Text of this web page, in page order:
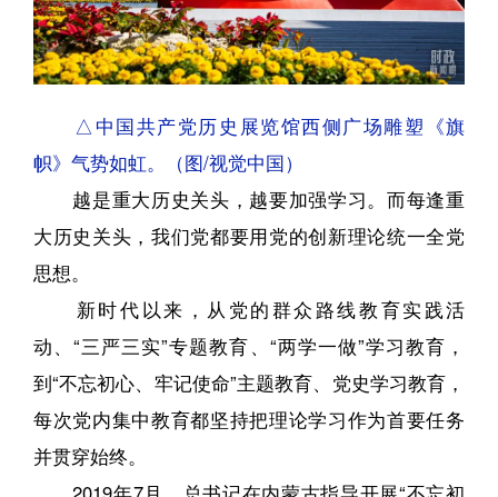
△中国共产党历史展览馆西侧广场雕塑《旗
帜》气势如虹。（图/视觉中国）
越是重大历史关头，越要加强学习。而每逢重
大历史关头，我们党都要用党的创新理论统一全党
思想。
新时代以来，从党的群众路线教育实践活
动、“三严三实”专题教育、“两学一做”学习教育，
到“不忘初心、牢记使命”主题教育、党史学习教育，
每次党内集中教育都坚持把理论学习作为首要任务
并贯穿始终。